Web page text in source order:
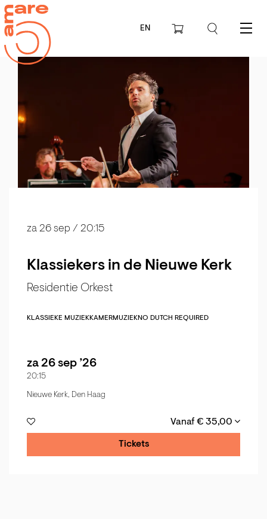
EN Menu
Klassiekers in de Nieuwe Kerk
Residentie Orkest
za 26 sep / 20:15
KLASSIEKE MUZIEKKAMERMUZIEKNO DUTCH REQUIRED
za 26 sep ’26
20:15
Nieuwe Kerk, Den Haag
Vanaf € 35,00
Tickets